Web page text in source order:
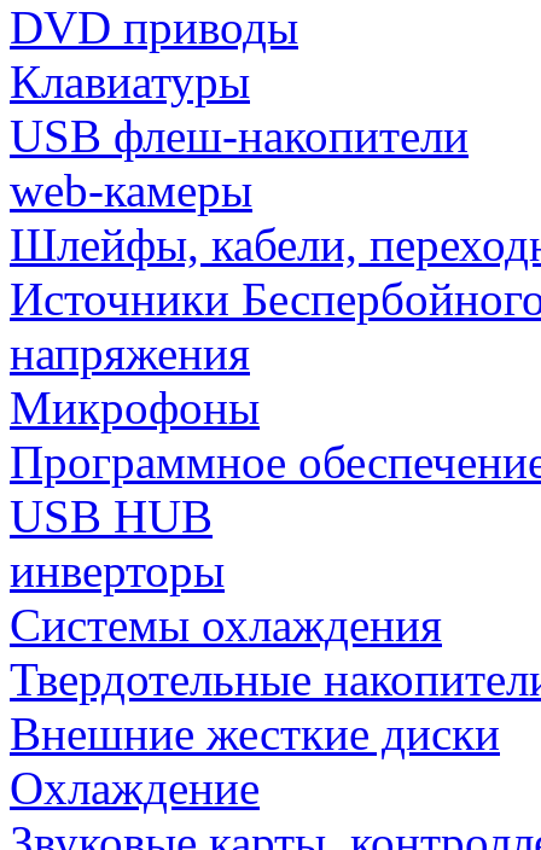
DVD приводы
Клавиатуры
USB флеш-накопители
web-камеры
Шлейфы, кабели,
Источники
напряжения
Микрофоны
Программное
USB HUB
инверторы
Системы охлаждения
Твердотельные
Внешние жесткие диски
Охлаждение